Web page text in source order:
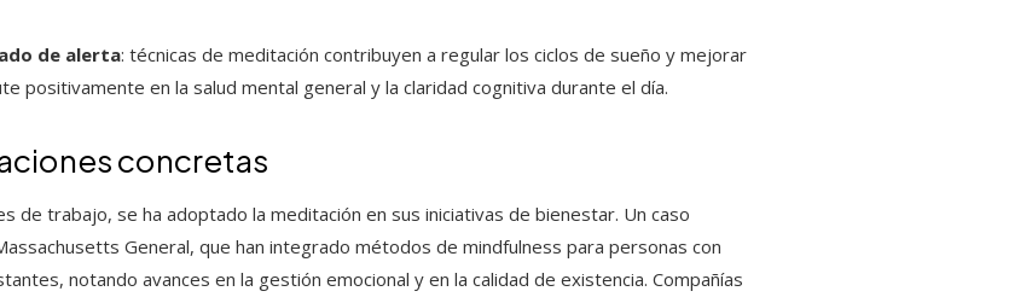
de alerta: técnicas de meditación contribuyen a regular los ciclos de sueño y mejorar
positivamente en la salud mental general y la claridad cognitiva durante el día.
concretas
de trabajo, se ha adoptado la meditación en sus iniciativas de bienestar. Un caso
General, que han integrado métodos de mindfulness para personas con
notando avances en la gestión emocional y en la calidad de existencia. Compañías